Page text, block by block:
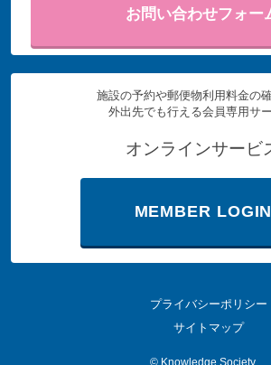
お問い合わせフォー
施設の予約や郵便物利用料金の確
外出先でも行える会員専用サ
オンラインサービ
MEMBER LOGIN
プライバシーポリシー
サイトマップ
© Knowledge Society